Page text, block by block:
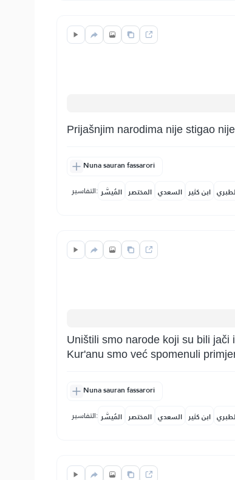
Prijašnjim narodima nije stigao
Nuna sauran fassarori
التفاسير: المُيسَّر المختصر السعدي ابن كثير
Uništili smo narode koji su bili
Kur'anu smo već spomenuli
Nuna sauran fassarori
التفاسير: المُيسَّر المختصر السعدي ابن كثير